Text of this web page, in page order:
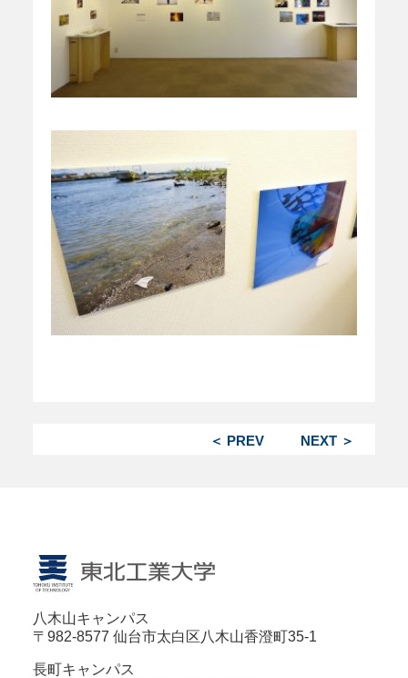
NEXT ＞
＜ PREV
八木山キャンパス
〒982-8577 仙台市太白区八木山香澄町35-1
長町キャンパス